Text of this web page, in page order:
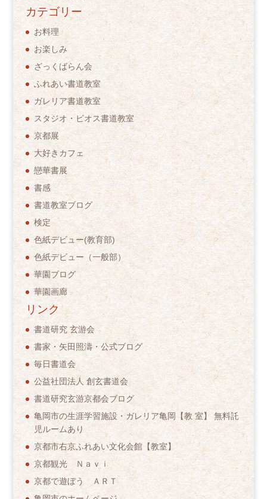
カテゴリー
お料理
お楽しみ
ざっくばらん会
ふれあい書道教室
ガレリア書道教室
スタジオ・ビオス書道教室
京都展
大好きカフェ
戀華書展
書感
書道教室ブログ
検定
色紙デビュー(教育部)
色紙デビュー（一般部）
華園ブログ
華園画廊
リンク
書道研究 玄游会
書家・矢田照濤・公式ブログ
毎日書道会
公益社団法人 創玄書道会
書道研究玄游京都会ブログ
亀岡市の生涯学習施設・ガレリア亀岡【教 室】 無料託
児ルームあり
京都市右京ふれあい文化会館【教室】
京都観光 Ｎａｖｉ
京都で遊ぼう ＡＲＴ